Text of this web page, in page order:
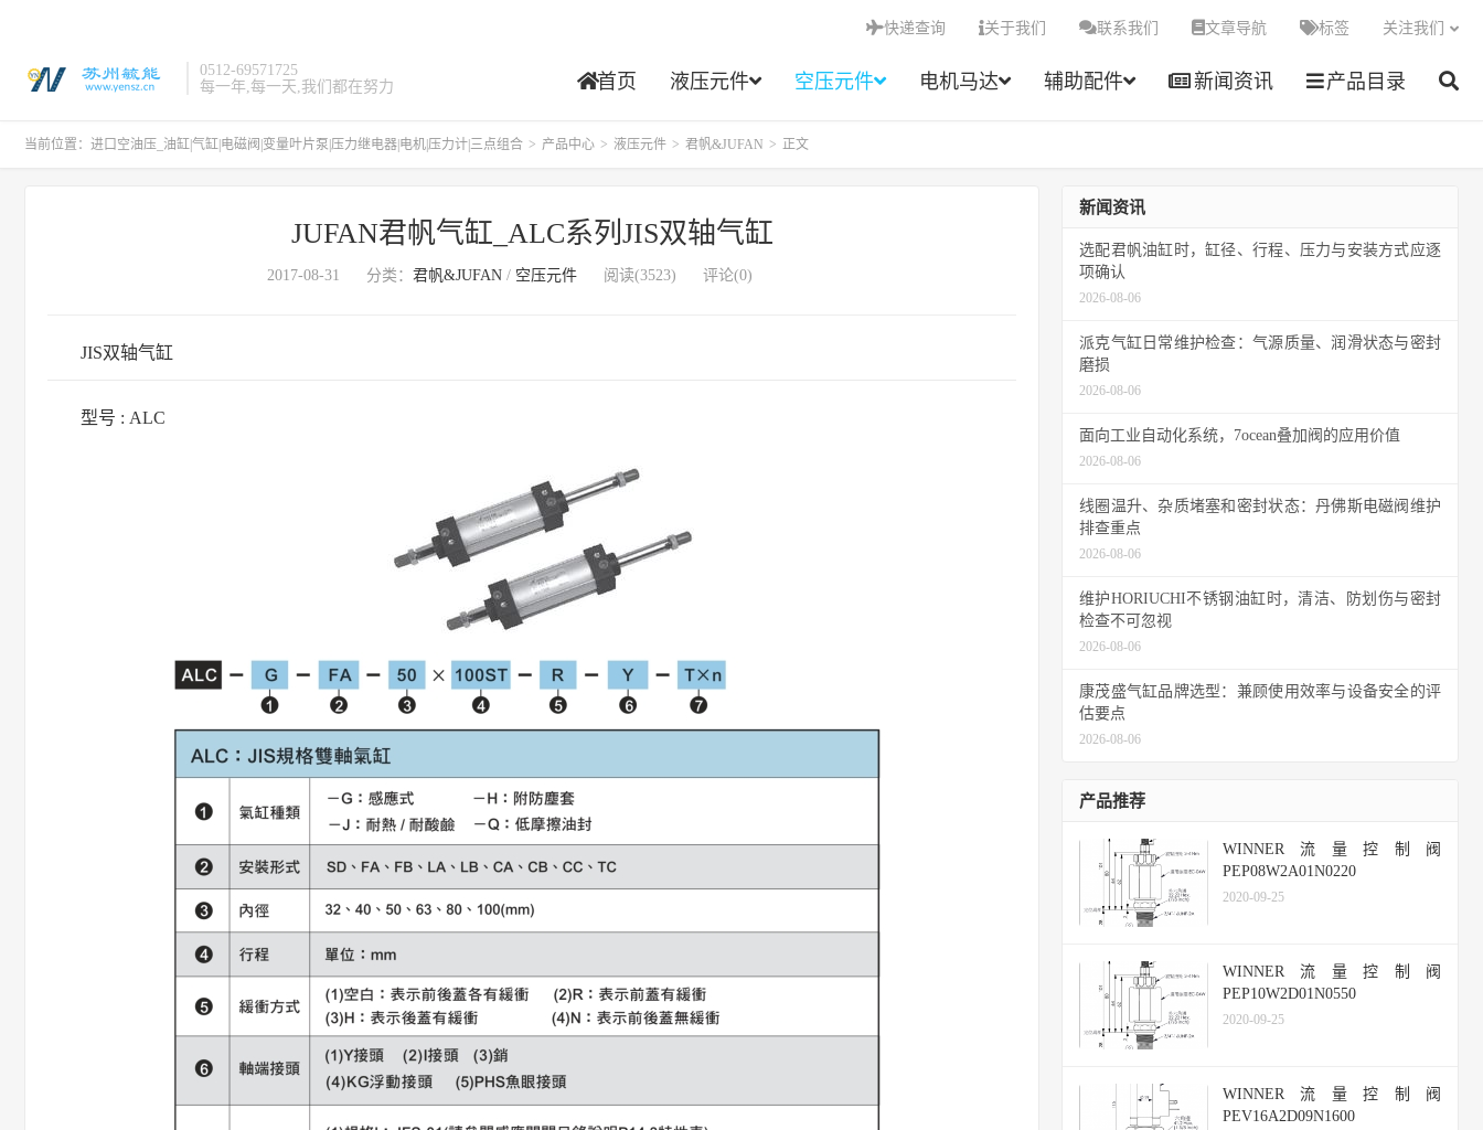
0512-69571725
每一年,每一天,我们都在努力
首页 液压元件 空压元件 电机马达 辅助配件 新闻资讯 产品目录
快递查询 关于我们 联系我们 文章导航 标签 关注我们
当前位置： 进口空油压_油缸|气缸|电磁阀|变量叶片泵|压力继电器|电机|压力计|三点组合 > 产品中心 > 液压元件 > 君帆&JUFAN > 正文
JUFAN君帆气缸_ALC系列JIS双轴气缸
2017-08-31 分类： 君帆&JUFAN / 空压元件 阅读(3523) 评论(0)
JIS双轴气缸
型号 : ALC
新闻资讯
选配君帆油缸时，缸径、行程、压力与安装方式应逐
项确认
2026-08-06
派克气缸日常维护检查：气源质量、润滑状态与密封
磨损
2026-08-06
面向工业自动化系统，7ocean叠加阀的应用价值
2026-08-06
线圈温升、杂质堵塞和密封状态：丹佛斯电磁阀维护
排查重点
2026-08-06
维护HORIUCHI不锈钢油缸时，清洁、防划伤与密封
检查不可忽视
2026-08-06
康茂盛气缸品牌选型：兼顾使用效率与设备安全的评
估要点
2026-08-06
产品推荐
WINNER流量控制阀
PEP08W2A01N0220
2020-09-25
WINNER流量控制阀
PEP10W2D01N0550
2020-09-25
WINNER流量控制阀
PEV16A2D09N1600